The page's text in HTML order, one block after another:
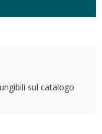
sul catalogo